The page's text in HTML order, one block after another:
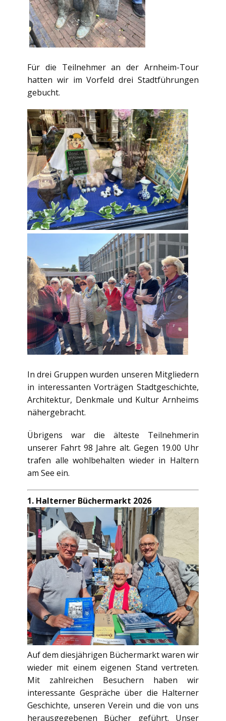
Für die Teilnehmer an der Arnheim-Tour
hatten wir im Vorfeld drei Stadtführungen
gebucht.
In drei Gruppen wurden unseren Mitgliedern
in interessanten Vorträgen Stadtgeschichte,
Architektur, Denkmale und Kultur Arnheims
nähergebracht.
Übrigens war die älteste Teilnehmerin
unserer Fahrt 98 Jahre alt. Gegen 19.00 Uhr
trafen alle wohlbehalten wieder in Haltern
am See ein.
1. Halterner Büchermarkt 2026
Auf dem diesjährigen Büchermarkt waren wir
wieder mit einem eigenen Stand vertreten.
Mit zahlreichen Besuchern haben wir
interessante Gespräche über die Halterner
Geschichte, unseren Verein und die von uns
herausgegebenen Bücher geführt. Unser